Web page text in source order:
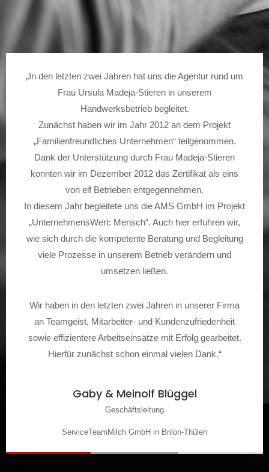
„In den letzten zwei Jahren hat uns die Agentur rund um
Frau Ursula Madeja-Stieren in unserem
Handwerksbetrieb begleitet.
Zunächst haben wir im Jahr 2012 an dem Projekt
„Familienfreundliches Unternehmen“ teilgenommen.
Dank der Unterstützung durch Frau Madeja-Stieren
konnten wir im Dezember 2012 das Zertifikat als eins
von elf Betrieben entgegennehmen.
In diesem Jahr begleitete uns die AMS GmbH im Projekt
„UnternehmensWert: Mensch“. Auch hier erfuhren wir,
wie sich durch die kompetente Beratung und Begleitung
viele Prozesse in unserem Betrieb verändern und
umsetzen ließen.
Wir haben in den letzten zwei Jahren in unserer Firma
an Teamgeist, Mitarbeiter- und Kundenzufriedenheit
sowie effizientere Arbeitseinsätze mit Erfolg gearbeitet.
Hierfür zunächst schon einmal vielen Dank.“
Gaby & Meinolf Blüggel
Geschäftsleitung
ServiceTeamMilch GmbH in Brilon-Thülen